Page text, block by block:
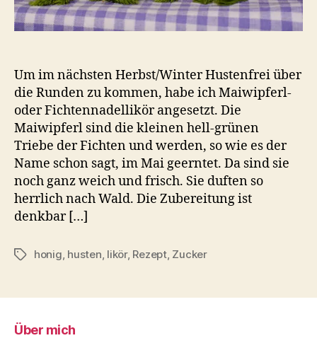
Um im nächsten Herbst/Winter Hustenfrei über
die Runden zu kommen, habe ich Maiwipferl-
oder Fichtennadellikör angesetzt. Die
Maiwipferl sind die kleinen hell-grünen
Triebe der Fichten und werden, so wie es der
Name schon sagt, im Mai geerntet. Da sind sie
noch ganz weich und frisch. Sie duften so
herrlich nach Wald. Die Zubereitung ist
denkbar […]
Schlagwörter
honig, husten, likör, Rezept, Zucker
Über mich